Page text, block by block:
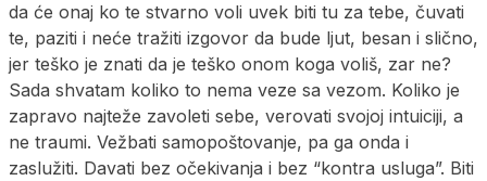
da će onaj ko te stvarno voli uvek biti tu za tebe, čuvati
te, paziti i neće tražiti izgovor da bude ljut, besan i slično,
jer teško je znati da je teško onom koga voliš, zar ne?
Sada shvatam koliko to nema veze sa vezom. Koliko je
zapravo najteže zavoleti sebe, verovati svojoj intuiciji, a
ne traumi. Vežbati samopoštovanje, pa ga onda i
zaslužiti. Davati bez očekivanja i bez “kontra usluga”. Biti